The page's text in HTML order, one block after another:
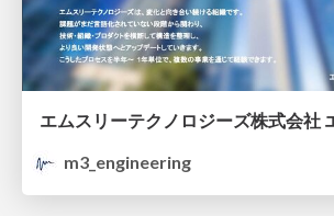
m3_engineering